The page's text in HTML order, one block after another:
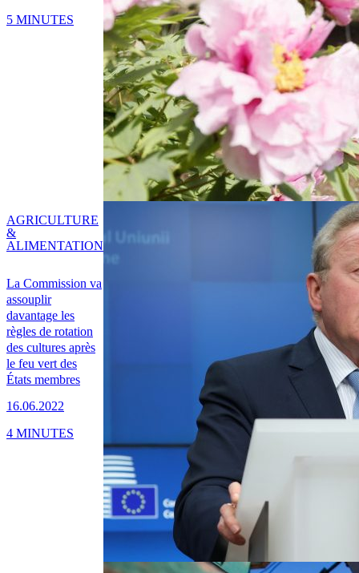
5 MINUTES
La Commission va
assouplir
davantage les
règles de rotation
des cultures après
le feu vert des
États membres
16.06.2022
AGRICULTURE
&
ALIMENTATION
4 MINUTES